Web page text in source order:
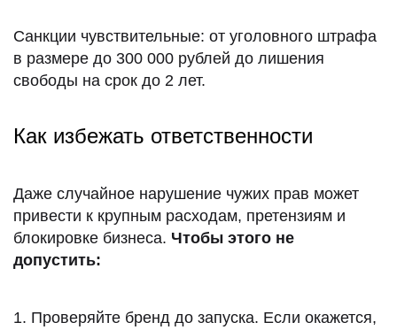
Санкции чувствительные: от уголовного штрафа
в размере до 300 000 рублей до лишения
свободы на срок до 2 лет.
Как избежать ответственности
Даже случайное нарушение чужих прав может
привести к крупным расходам, претензиям и
блокировке бизнеса. Чтобы этого не
допустить:
1. Проверяйте бренд до запуска. Если окажется,